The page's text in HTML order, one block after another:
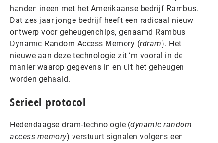
handen ineen met het Amerikaanse bedrijf Rambus.
Dat zes jaar jonge bedrijf heeft een radicaal nieuw
ontwerp voor geheugenchips, genaamd Rambus
Dynamic Random Access Memory (rdram). Het
nieuwe aan deze technologie zit ‘m vooral in de
manier waarop gegevens in en uit het geheugen
worden gehaald.
Serieel protocol
Hedendaagse dram-technologie (dynamic random
access memory) verstuurt signalen volgens een